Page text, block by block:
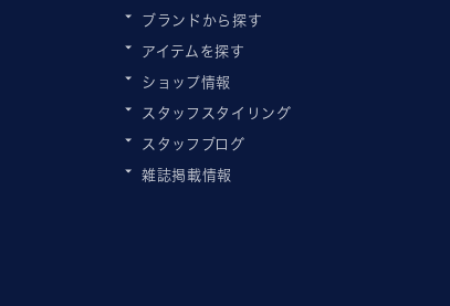
ブランドから探す
アイテムを探す
ショップ情報
スタッフスタイリング
スタッフブログ
雑誌掲載情報